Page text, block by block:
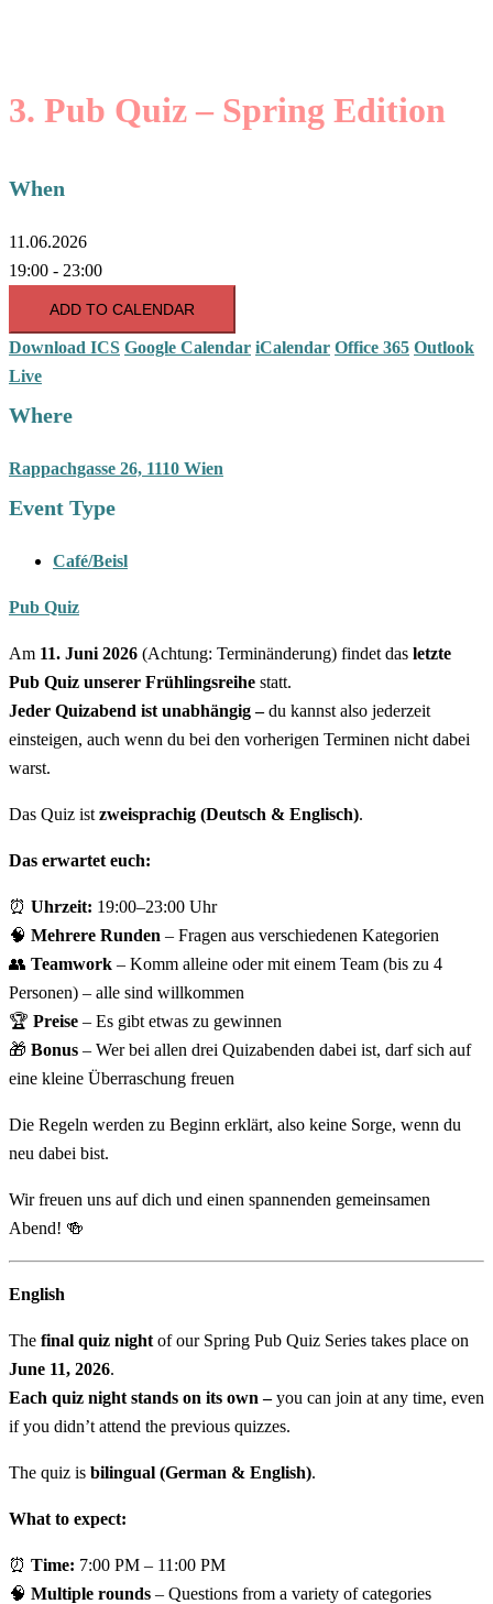
3. Pub Quiz – Spring Edition
When
11.06.2026
19:00 - 23:00
ADD TO CALENDAR
Download ICS Google Calendar iCalendar Office 365 Outlook
Live
Where
Rappachgasse 26, 1110 Wien
Event Type
Café/Beisl
Pub Quiz
Am 11. Juni 2026 (Achtung: Terminänderung) findet das letzte
Pub Quiz unserer Frühlingsreihe statt.
Jeder Quizabend ist unabhängig –du kannst also jederzeit
einsteigen, auch wenn du bei den vorherigen Terminen nicht dabei
warst.
Das Quiz ist zweisprachig (Deutsch & Englisch).
Das erwartet euch:
⏰ Uhrzeit: 19:00–23:00 Uhr
🧠 Mehrere Runden – Fragen aus verschiedenen Kategorien
👥 Teamwork – Komm alleine oder mit einem Team (bis zu 4
Personen) – alle sind willkommen
🏆 Preise – Es gibt etwas zu gewinnen
🎁 Bonus – Wer bei allen drei Quizabenden dabei ist, darf sich auf
eine kleine Überraschung freuen
Die Regeln werden zu Beginn erklärt, also keine Sorge, wenn du
neu dabei bist.
Wir freuen uns auf dich und einen spannenden gemeinsamen
Abend! 🍻
English
The final quiz night of our Spring Pub Quiz Series takes place on
June 11, 2026.
Each quiz night stands on its own –you can join at any time, even
if you didn’t attend the previous quizzes.
The quiz is bilingual (German & English).
What to expect:
⏰ Time: 7:00 PM – 11:00 PM
🧠 Multiple rounds – Questions from a variety of categories